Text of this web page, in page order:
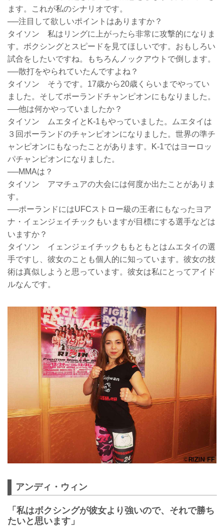
ます。これが私のシナリオです。
──注目して欲しいポイントはありますか？
タイソン 私はリングに上がったら非常に攻撃的になりま
す。ボクシングとスピードを見てほしいです。おもしろい
試合をしたいですね。もちろんノックアウトで倒します。
──散打をやられていたんですよね？
タイソン そうです。17歳から20歳くらいまでやってい
ました。そしてポーランドチャンピオンにもなりました。
──他は何かやっていましたか？
タイソン ムエタイとK-1もやっていました。ムエタイは
３回ポーランドのチャンピオンになりました。世界の準チ
ャンピオンにもなったことがあります。K-1ではヨーロッ
パチャンピオンになりました。
──MMAは？
タイソン アマチュアの大会には何度か出たことがありま
す。
──ポーランドにはUFCストロー級の王者にもなったヨア
ナ・イェンジェイチックもいますが目標にする選手などは
いますか？
タイソン イェンジェイチックももともとはムエタイの選
手ですし、彼女のことも個人的に知っています。彼女の技
術は真似しようと思っています。彼女は私にとってアイド
ルなんです。
アンディ・ウィン
「私はボクシングが彼女より強いので、それで勝ち
たいと思います」